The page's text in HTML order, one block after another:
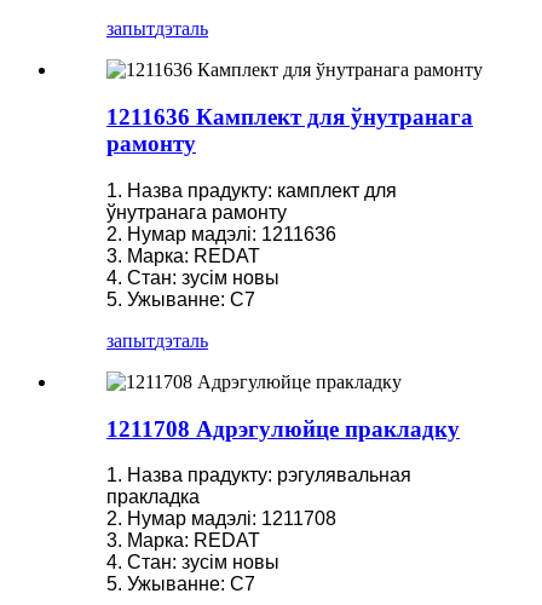
запытдэталь
1211636 Камплект для ўнутранага
рамонту
1. Назва прадукту: камплект для
ўнутранага рамонту
2. Нумар мадэлі: 1211636
3. Марка: REDAT
4. Стан: зусім новы
5. Ужыванне: C7
запытдэталь
1211708 Адрэгулюйце пракладку
1. Назва прадукту: рэгулявальная
пракладка
2. Нумар мадэлі: 1211708
3. Марка: REDAT
4. Стан: зусім новы
5. Ужыванне: C7